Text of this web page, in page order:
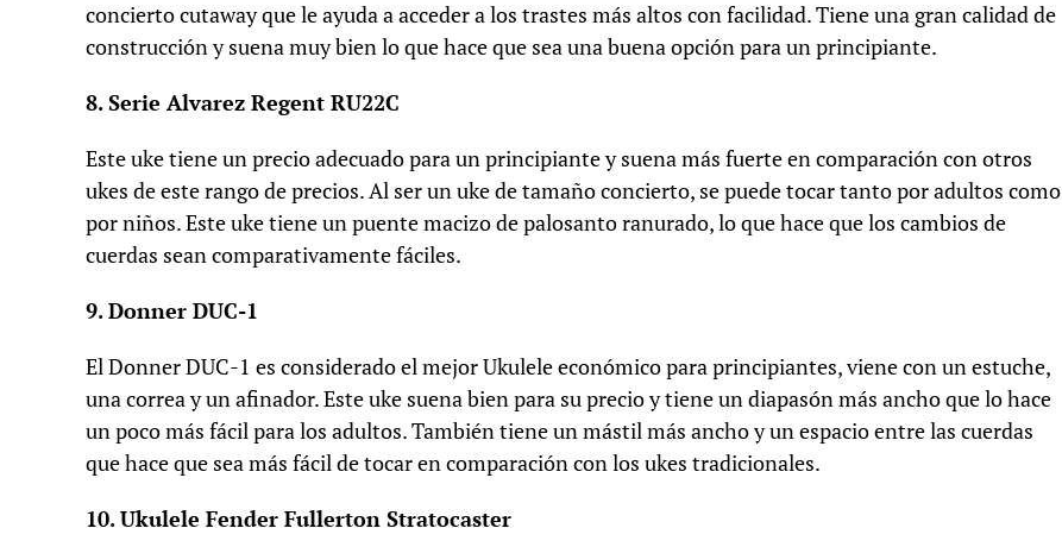
concierto cutaway que le ayuda a acceder a los trastes más altos con facilidad. Tiene una gran calidad de
construcción y suena muy bien lo que hace que sea una buena opción para un principiante.
8. Serie Alvarez Regent RU22C
Este uke tiene un precio adecuado para un principiante y suena más fuerte en comparación con otros
ukes de este rango de precios. Al ser un uke de tamaño concierto, se puede tocar tanto por adultos como
por niños. Este uke tiene un puente macizo de palosanto ranurado, lo que hace que los cambios de
cuerdas sean comparativamente fáciles.
9. Donner DUC-1
El Donner DUC-1 es considerado el mejor Ukulele económico para principiantes, viene con un estuche,
una correa y un afinador. Este uke suena bien para su precio y tiene un diapasón más ancho que lo hace
un poco más fácil para los adultos. También tiene un mástil más ancho y un espacio entre las cuerdas
que hace que sea más fácil de tocar en comparación con los ukes tradicionales.
10. Ukulele Fender Fullerton Stratocaster